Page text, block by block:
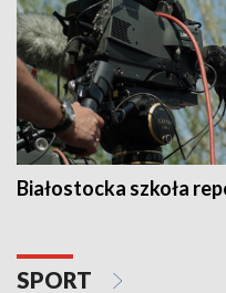
Białostocka szkoła
SPORT